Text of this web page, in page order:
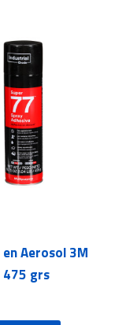
Aerosol 3M
475 grs